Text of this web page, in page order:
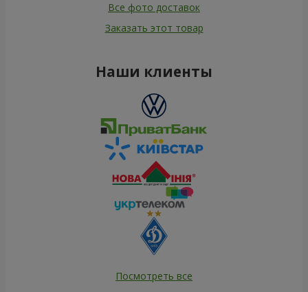
Все фото доставок
Заказать этот товар
Наши клиенты
Посмотреть все